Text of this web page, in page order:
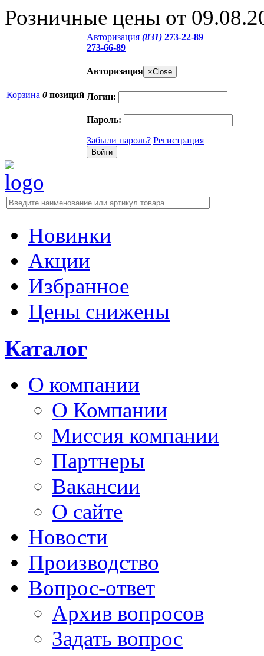
Розничные цены от
Корзина 0 позиций
Авторизация (831) 273-22-89
273-66-89
Авторизация ×Close
Логин:
Пароль:
Забыли пароль? Регистрация
Новинки
Акции
Избранное
Цены снижены
Каталог
О компании
О Компании
Миссия компании
Партнеры
Вакансии
О сайте
Новости
Производство
Вопрос-ответ
Архив вопросов
Задать вопрос